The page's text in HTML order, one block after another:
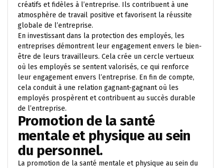
créatifs et fidèles à l’entreprise. Ils contribuent à une
atmosphère de travail positive et favorisent la réussite
globale de l’entreprise.
En investissant dans la protection des employés, les
entreprises démontrent leur engagement envers le bien-
être de leurs travailleurs. Cela crée un cercle vertueux
où les employés se sentent valorisés, ce qui renforce
leur engagement envers l’entreprise. En fin de compte,
cela conduit à une relation gagnant-gagnant où les
employés prospèrent et contribuent au succès durable
de l’entreprise.
Promotion de la santé
mentale et physique au sein
du personnel.
La promotion de la santé mentale et physique au sein du